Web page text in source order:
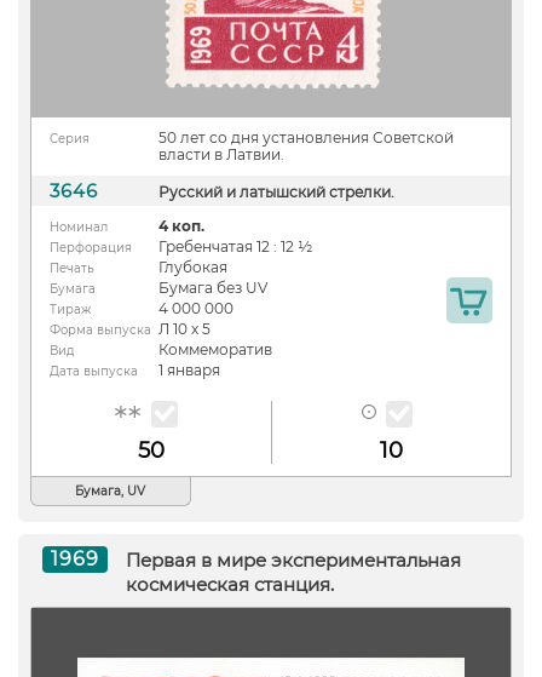
Серия
50 лет со дня установления Советской
власти в Латвии.
3646 Русский и латышский стрелки.
Номинал 4 коп.
Перфорация Гребенчатая 12 : 12 ½
Печать Глубокая
Бумага Бумага без UV
Тираж 4 000 000
Форма выпуска Л 10 х 5
Вид Коммеморатив
Дата выпуска 1 января
50 10
Бумага, UV
1969
Первая в мире экспериментальная
космическая станция.